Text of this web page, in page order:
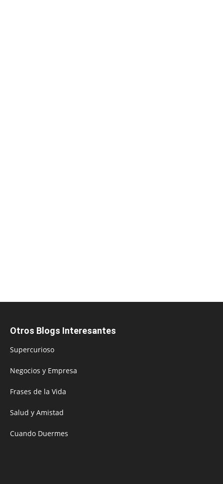
Otros Blogs Interesantes
Supercurioso
Negocios y Empresa
Frases de la Vida
Salud y Amistad
Cuando Duermes